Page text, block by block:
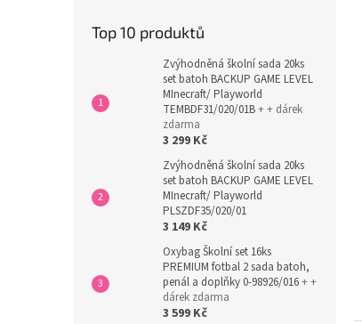
Top 10 produktů
Zvýhodněná školní sada 20ks
set batoh BACKUP GAME LEVEL
MInecraft/ Playworld
TEMBDF31/020/01B+ + dárek
zdarma
3 299 Kč
Zvýhodněná školní sada 20ks
set batoh BACKUP GAME LEVEL
MInecraft/ Playworld
PLSZDF35/020/01
3 149 Kč
Oxybag Školní set 16ks
PREMIUM fotbal 2 sada batoh,
penál a doplňky 0-98926/016+ +
dárek zdarma
3 599 Kč